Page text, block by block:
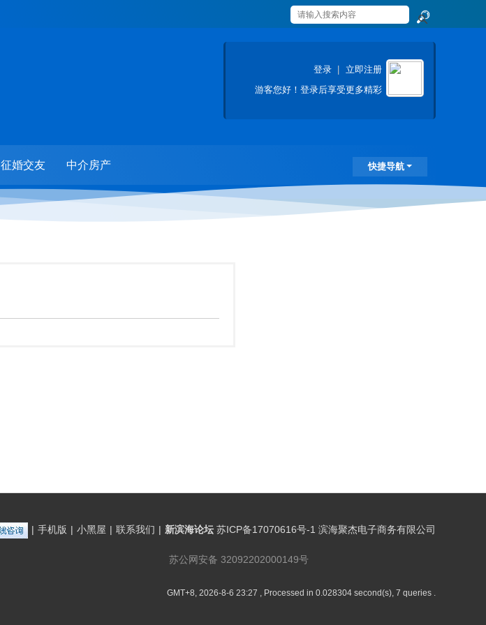
索
登录
立即注册
游客您好！登录后享受更多精彩
快捷导航
征婚交友 中介房产
| 手机版 | 小黑屋 | 联系我们 | 新滨海论坛 苏ICP备17070616号-1 滨海聚杰电子商务有限公司
苏公网安备 32092202000149号
GMT+8, 2026-8-6 23:27 , Processed in 0.028304 second(s), 7 queries .